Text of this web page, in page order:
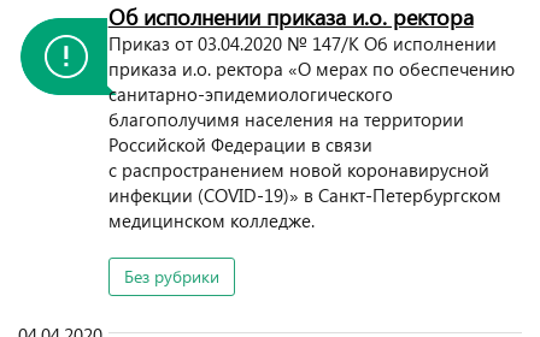
Об исполнении приказа и.о. ректора
Приказ от 03.04.2020 № 147/К Об исполнении
приказа и.о. ректора «О мерах по обеспечению
санитарно-эпидемиологического
благополучимя населения на территории
Российской Федерации в связи
с распространением новой коронавирусной
инфекции (COVID-19)» в Санкт-Петербургском
медицинском колледже.
Без рубрики